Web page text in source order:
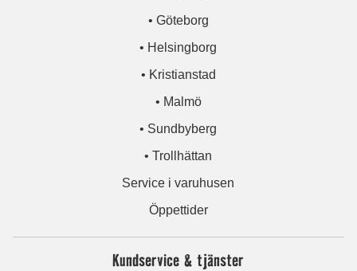
• Göteborg
• Helsingborg
• Kristianstad
• Malmö
• Sundbyberg
• Trollhättan
Service i varuhusen
Öppettider
Kundservice & tjänster